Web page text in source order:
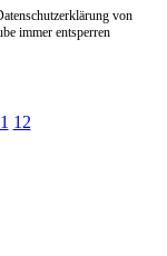
von
immer entsperren
12